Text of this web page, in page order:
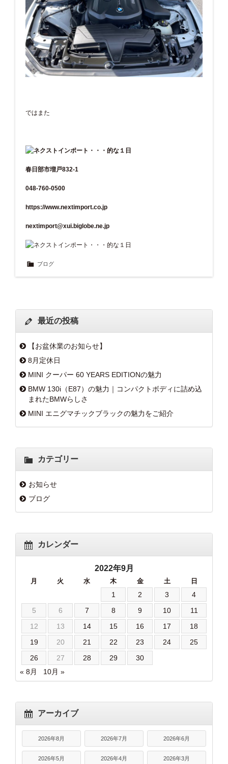
ではまた
春日部市増戸832-1
048-760-0500
https://www.nextimport.co.jp
nextimport@xui.biglobe.ne.jp
ブログ
最近の投稿
【お盆休業のお知らせ】
8月定休日
MINI クーパー 60 YEARS EDITIONの魅力
BMW 130i（E87）の魅力｜コンパクトボディに詰め込
まれたBMWらしさ
MINI エニグマチックブラックの魅力をご紹介
カテゴリー
お知らせ
ブログ
カレンダー
2022年9月
月 火 水 木 金 土 日
1 2 3
4
5
6 7 8 9 10
11
12
13 14 15 16 17
18
19
20 21 22 23 24
25
26
27 28 29
30
« 8月
10月 »
アーカイブ
2026年8月 2026年7月 2026年6月
2026年5月 2026年4月 2026年3月